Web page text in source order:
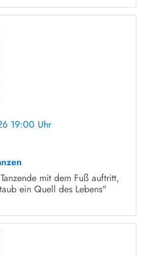
19:00 Uhr
mit dem Fuß auftritt,
ein Quell des Lebens"